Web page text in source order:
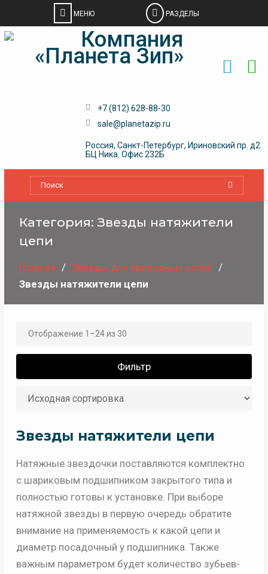
Skip
+7 (812) 628-88-30
sale@planetazip.ru
Россия, Санкт-Петербург, Ириновский пр. д2.
БЦ Ника. Офис 232Б
Категория:Звезды натяжители
цепи
Главная
Звeзды для пpивoдных цeпeй
Звезды натяжители цепи
Отображение 1–24 из 30
Фильтр
Звезды натяжители цепи
Натяжные звездочки поставляются комплектно
с шариковым подшипником закрытого типа и
полностью готовы к установке. При выборе
натяжной звезды в первую очередь обратите
внимание на применяемость к какой цепи и
диаметр посадочный у подшипника. Также
важным параметром будет количество зубьев-